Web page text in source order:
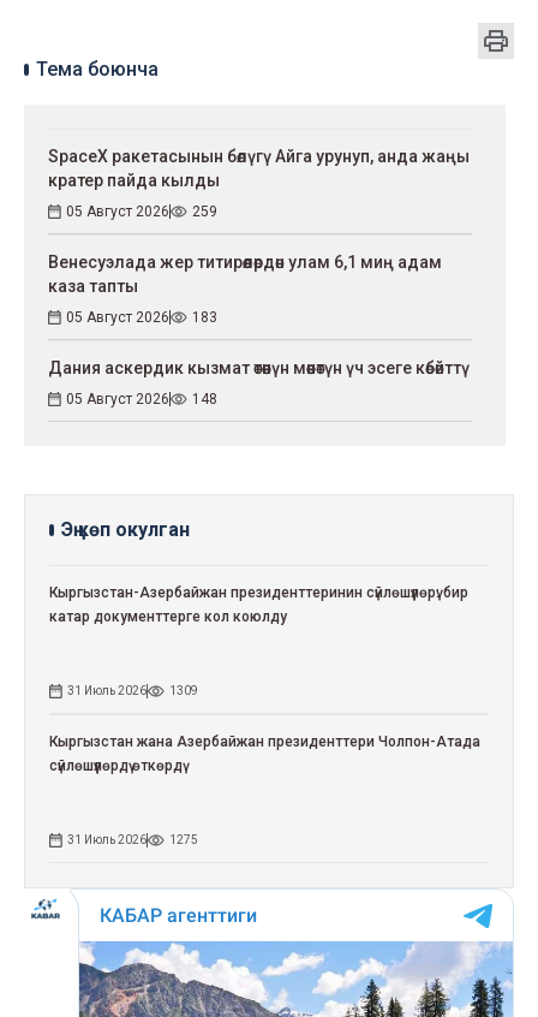
Тема боюнча
SpaceX ракетасынын бөлүгү Айга урунуп, анда жаңы
кратер пайда кылды
05 Август 2026 259
Венесуэлада жер титирөөлөрдөн улам 6,1 миң адам
каза тапты
05 Август 2026 183
Дания аскердик кызмат өтөөнүн мөөнөтүн үч эсеге көбөйттү
05 Август 2026 148
Эң көп окулган
Кыргызстан-Азербайжан президенттеринин сүйлөшүүлөрү: бир
катар документтерге кол коюлду
31 Июль 2026 1309
Кыргызстан жана Азербайжан президенттери Чолпон-Атада
сүйлөшүүлөрдү өткөрдү
31 Июль 2026 1275